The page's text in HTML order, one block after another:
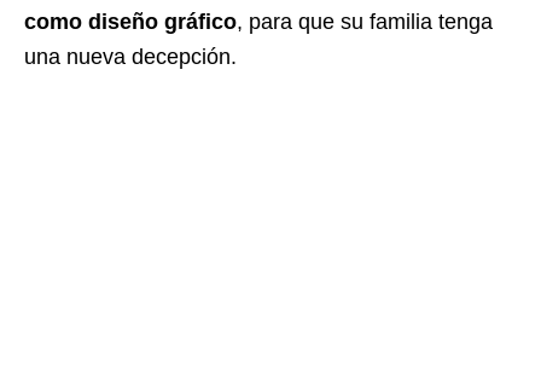
como diseño gráfico, para que su familia tenga
una nueva decepción.